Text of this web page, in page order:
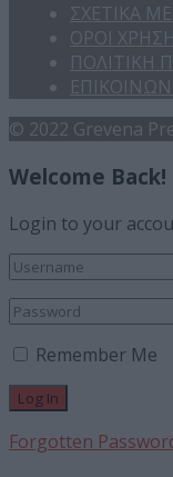
ΣΧΕΤΙΚΑ
ΟΡΟΙ
ΠΟΛΙΤΙΚΗ
© 2022 Grevena
Welcome Back!
Login to your
Remember Me
Forgotten